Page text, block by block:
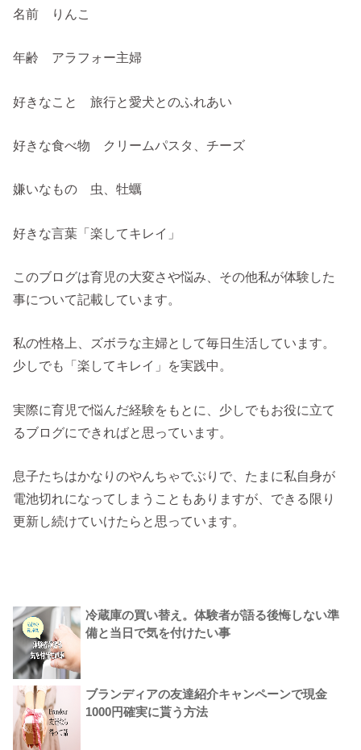
名前 りんこ
年齢 アラフォー主婦
好きなこと 旅行と愛犬とのふれあい
好きな食べ物 クリームパスタ、チーズ
嫌いなもの 虫、牡蠣
好きな言葉「楽してキレイ」
このブログは育児の大変さや悩み、その他私が体験した
事について記載しています。
私の性格上、ズボラな主婦として毎日生活しています。
少しでも「楽してキレイ」を実践中。
実際に育児で悩んだ経験をもとに、少しでもお役に立て
るブログにできればと思っています。
息子たちはかなりのやんちゃでぶりで、たまに私自身が
電池切れになってしまうこともありますが、できる限り
更新し続けていけたらと思っています。
冷蔵庫の買い替え。体験者が語る後悔しない準
備と当日で気を付けたい事
ブランディアの友達紹介キャンペーンで現金
1000円確実に貰う方法